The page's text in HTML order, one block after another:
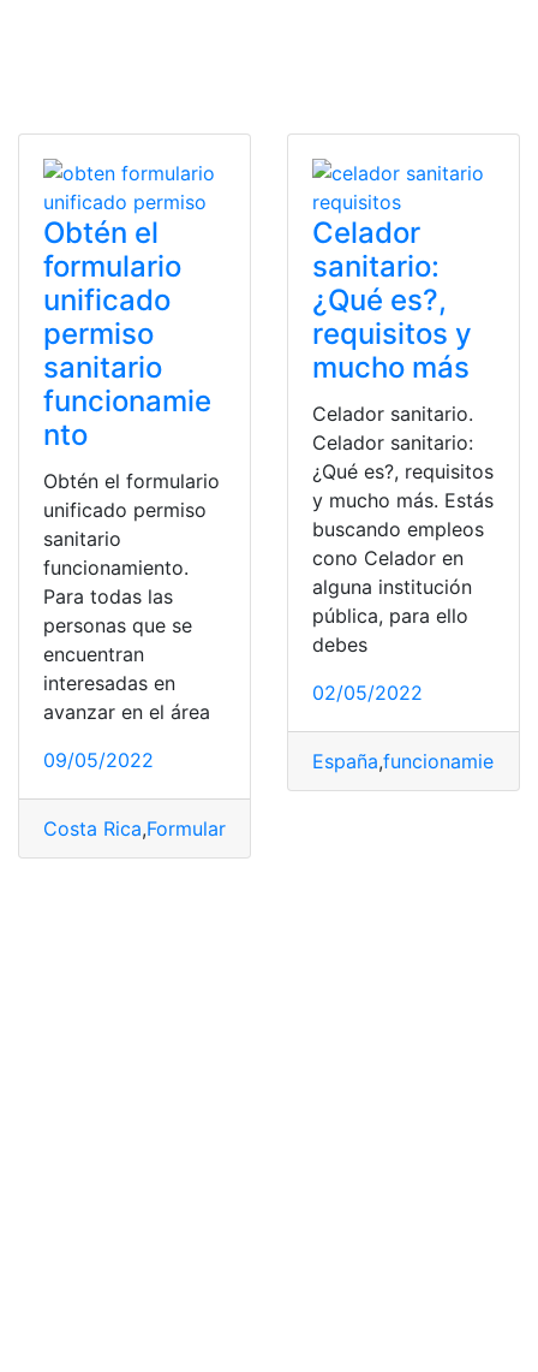
Obtén el
formulario
unificado
permiso
sanitario
funcionamie
nto
Obtén el formulario
unificado permiso
sanitario
funcionamiento.
Para todas las
personas que se
encuentran
interesadas en
avanzar en el área
09/05/2022
Costa Rica,Formulario
Celador
sanitario:
¿Qué es?,
requisitos y
mucho más
Celador sanitario.
Celador sanitario:
¿Qué es?, requisitos
y mucho más. Estás
buscando empleos
cono Celador en
alguna institución
pública, para ello
debes
02/05/2022
España,funcionamiento